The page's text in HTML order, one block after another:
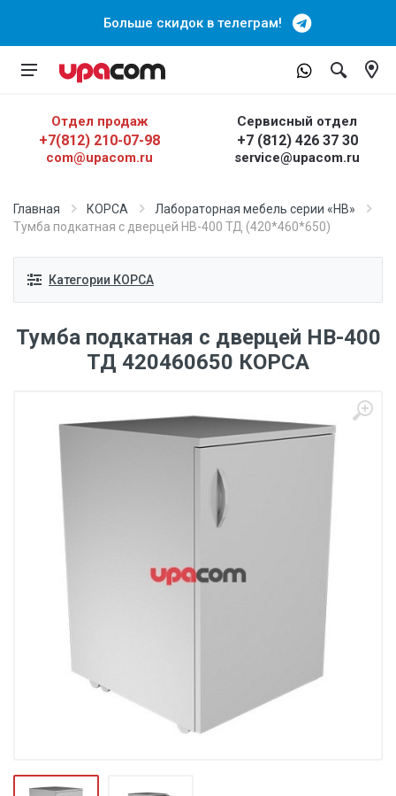
Больше скидок в телеграм!
Отдел продаж
+7(812) 210-07-98
com@upacom.ru
Сервисный отдел
+7 (812) 426 37 30
service@upacom.ru
Главная КОРСА
Лабораторная мебель серии «НВ»
Тумба подкатная с дверцей НВ-400 ТД (420*460*650)
Категории КОРСА
Тумба подкатная с дверцей НВ-400
ТД 420460650 КОРСА